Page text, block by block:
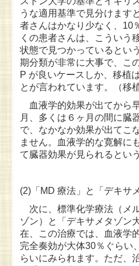
うな適用基準で見分けます
者さんはかなり少なく、10
くの患者さんは、こういう
状態で見つかっているとい
期分類が非常に大事で、こ
P が良いケースしか、移植
とが言われています。（移
血液学的効果が出てから
月、多くは６ヶ月の間に臓
で、なかなか効果が出てこ
ません。血液学的な寛解に
て臓器効果が見られるとい
(2)「MD 療法」と「デキサ
次に、標準化学療法（メ
ゾン）と「デキサメタゾン
在、この治療では、血液学
完全奏効が大体30％ぐらい
らいにみられます。ただ、